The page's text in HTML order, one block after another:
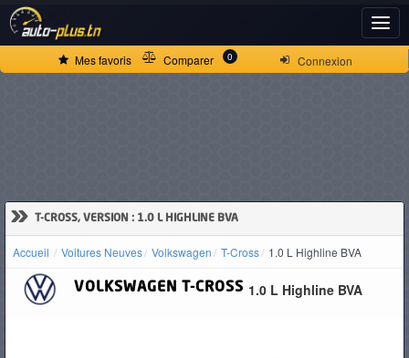
Connexion
Mes favoris Comparer 0
» T-CROSS, VERSION : 1.0 L HIGHLINE BVA
Accueil Voitures Neuves Volkswagen T-Cross 1.0 L Highline BVA
VOLKSWAGEN T-CROSS 1.0 L Highline BVA
ACCUEIL
D'OCCASION